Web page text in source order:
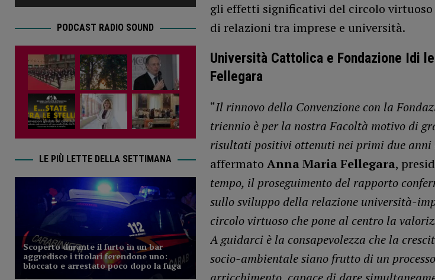
gli effetti significativi del circolo
di relazioni tra imprese e università.
Università Cattolica e Fondazione Idi
Fellegara
“Il rinnovo della Convenzione con la
triennio è per la nostra Facoltà motivo di
risultati positivi ottenuti nei primi due anni
affermato Anna Maria Fellegara,
tempo, il proseguimento del rapporto
sullo sviluppo della relazione università-
circolo virtuoso che pone al centro la
A guidarci è la consapevolezza che la
socio-ambientale siano frutto di un
PODCAST RADIO SOUND
LE PIÙ LETTE DELLA SETTIMANA